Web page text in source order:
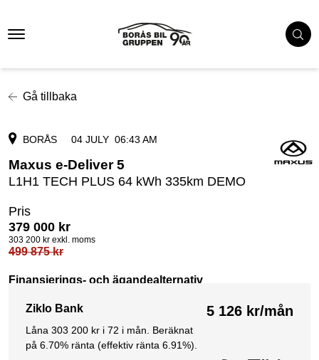
Gå tillbaka
BORÅS 04 JULY 06:43 AM
Maxus e-Deliver 5
L1H1 TECH PLUS 64 kWh 335km DEMO
Pris
379 000 kr
303 200 kr exkl. moms
499 875kr
Finansierings- och ägandealternativ
Ziklo Bank
Låna 303 200 kr i 72 i mån. Beräknat
på 6.70% ränta (effektiv ränta 6.91%).
5 126 kr/mån